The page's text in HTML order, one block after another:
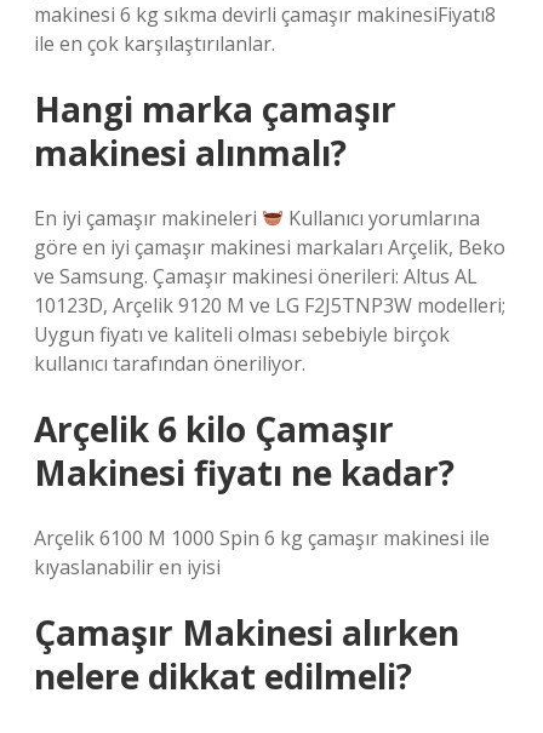
makinesi 6 kg sıkma devirli çamaşır makinesiFiyatı8
ile en çok karşılaştırılanlar.
Hangi marka çamaşır
makinesi alınmalı?
En iyi çamaşır makineleri
Kullanıcı yorumlarına
göre en iyi çamaşır makinesi markaları Arçelik, Beko
ve Samsung. Çamaşır makinesi önerileri: Altus AL
10123D, Arçelik 9120 M ve LG F2J5TNP3W modelleri;
Uygun fiyatı ve kaliteli olması sebebiyle birçok
kullanıcı tarafından öneriliyor.
Arçelik 6 kilo Çamaşır
Makinesi fiyatı ne kadar?
Arçelik 6100 M 1000 Spin 6 kg çamaşır makinesi ile
kıyaslanabilir en iyisi
Çamaşır Makinesi alırken
nelere dikkat edilmeli?